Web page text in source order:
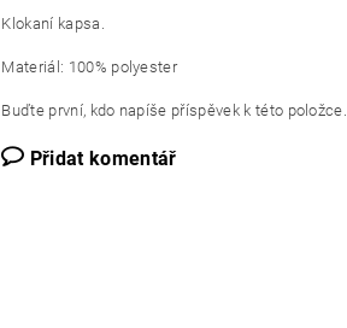
Klokaní kapsa.
Materiál: 100% polyester
Buďte první, kdo napíše příspěvek k této položce.
Přidat komentář